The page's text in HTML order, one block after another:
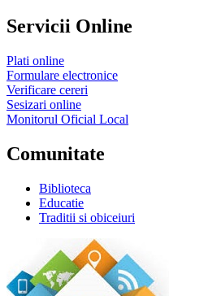
Servicii Online
Plati online
Formulare electronice
Verificare cereri
Sesizari online
Monitorul Oficial Local
Comunitate
Biblioteca
Educatie
Traditii si obiceiuri